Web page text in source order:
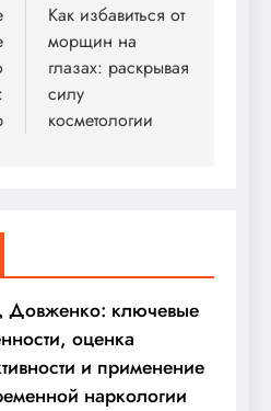
Как избавиться от
морщин на
глазах: раскрывая
силу
косметологии
Довженко: ключевые
оценка
и применение
наркологии